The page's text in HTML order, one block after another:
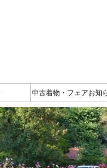
中古着物・フェアお知